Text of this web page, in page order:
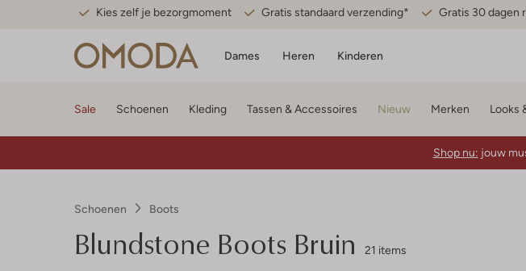
Kies zelf je bezorgmoment Gratis standaard verzending* Gratis 30 dagen
Dames Heren Kinderen
Sale Schoenen Kleding Tassen & Accessoires Nieuw Merken Looks
Shop nu: jouw
Schoenen Boots
Blundstone Boots Bruin 21 items